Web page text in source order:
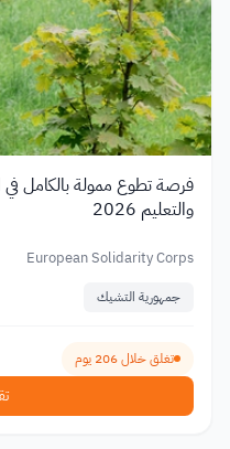
فرصة تطوع ممولة بالكامل في
والتعليم 2026
European Solidarity Corps
جمهورية التشيك
تغلق خلال 206 يوم